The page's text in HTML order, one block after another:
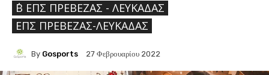
΄Β ΕΠΣ ΠΡΈΒΕΖΑΣ - ΛΕΥΚΆΔΑΣ
ΕΠΣ ΠΡΈΒΕΖΑΣ-ΛΕΥΚΆΔΑΣ
By Gosports 27 Φεβρουαρίου 2022